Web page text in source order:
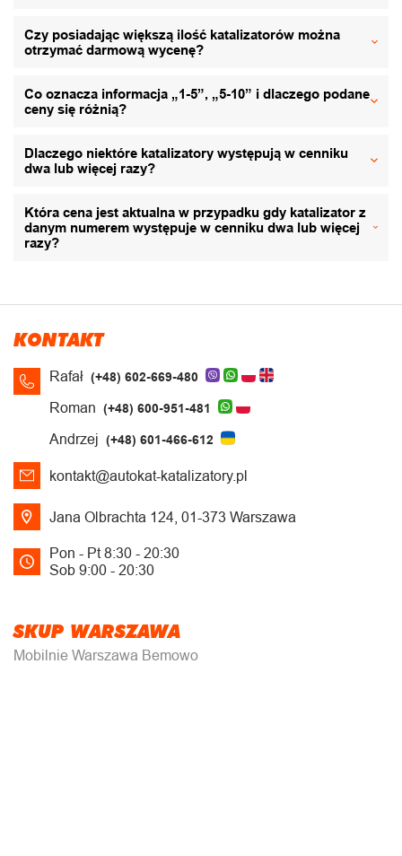
Czy posiadając większą ilość katalizatorów można
otrzymać darmową wycenę?
Co oznacza informacja „1-5”, „5-10” i dlaczego podane
ceny się różnią?
Dlaczego niektóre katalizatory występują w cenniku
dwa lub więcej razy?
Która cena jest aktualna w przypadku gdy katalizator z
danym numerem występuje w cenniku dwa lub więcej
razy?
KONTAKT
Rafał (+48) 602-669-480
Roman (+48) 600-951-481
Andrzej (+48) 601-466-612
kontakt@autokat-katalizatory.pl
Jana Olbrachta 124, 01-373 Warszawa
Pon - Pt 8:30 - 20:30
Sob 9:00 - 20:30
SKUP WARSZAWA
Mobilnie Warszawa Bemowo